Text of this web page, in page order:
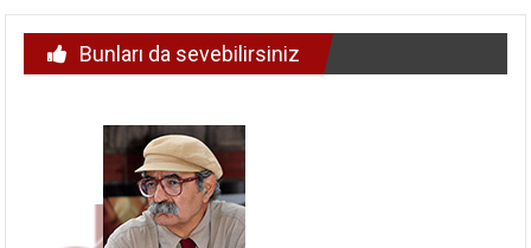
Bunları da sevebilirsiniz